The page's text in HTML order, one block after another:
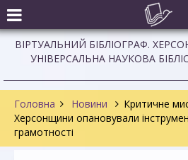
ВІРТУАЛЬНИЙ БІБЛІОГРАФ.
УНІВЕРСАЛЬНА НАУКОВА
Головна Новини
Критичне
Херсонщини опановували
грамотності